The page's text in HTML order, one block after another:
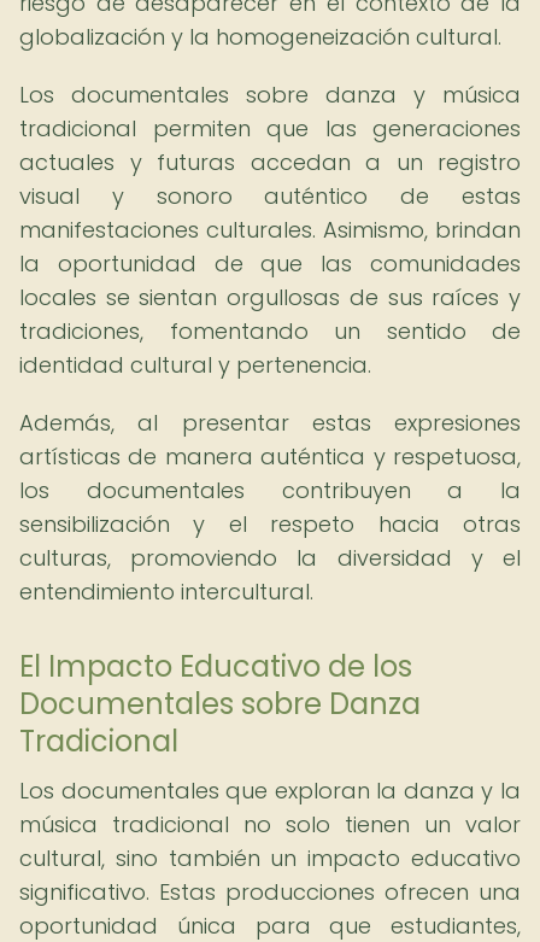
globalización y la homogeneización cultural.
Los documentales sobre danza y música
tradicional permiten que las generaciones
actuales y futuras accedan a un registro
visual y sonoro auténtico de estas
manifestaciones culturales. Asimismo, brindan
la oportunidad de que las comunidades
locales se sientan orgullosas de sus raíces y
tradiciones, fomentando un sentido de
identidad cultural y pertenencia.
Además, al presentar estas expresiones
artísticas de manera auténtica y respetuosa,
los documentales contribuyen a la
sensibilización y el respeto hacia otras
culturas, promoviendo la diversidad y el
entendimiento intercultural.
El Impacto Educativo de los
Documentales sobre Danza
Tradicional
Los documentales que exploran la danza y la
música tradicional no solo tienen un valor
cultural, sino también un impacto educativo
significativo. Estas producciones ofrecen una
oportunidad única para que estudiantes,